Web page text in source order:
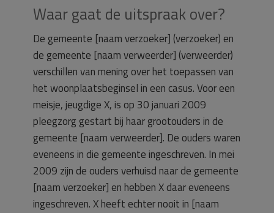
Waar gaat de uitspraak over?
De gemeente [naam verzoeker] (verzoeker) en
de gemeente [naam verweerder] (verweerder)
verschillen van mening over het toepassen van
het woonplaatsbeginsel in een casus. Voor een
meisje, jeugdige X, is op 30 januari 2009
pleegzorg gestart bij haar grootouders in de
gemeente [naam verweerder]. De ouders waren
eveneens in die gemeente ingeschreven. In mei
2009 zijn de ouders verhuisd naar de gemeente
[naam verzoeker] en hebben X daar eveneens
ingeschreven. X heeft echter nooit in [naam